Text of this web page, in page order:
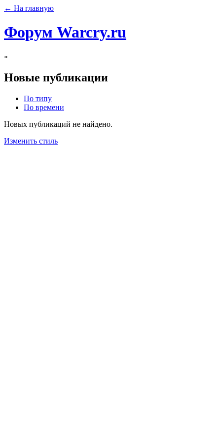
← На главную
Форум Warcry.ru
»
Новые публикации
По типу
По времени
Новых публикаций не найдено.
Изменить стиль